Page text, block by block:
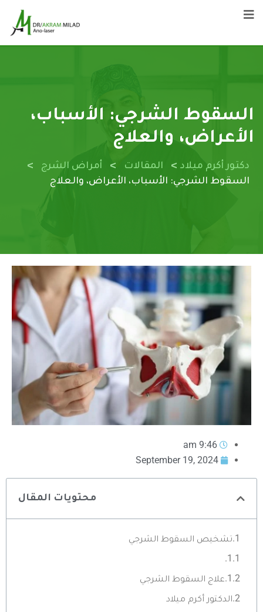
السقوط الشرجي: الأسباب،
الأعراض، والعلاج
دكتور أكرم ميلاد > المقالات > أمراض الشرج >
السقوط الشرجي: الأسباب، الأعراض، والعلاج
9:46 am
September 19, 2024
محتويات المقال
تشخيص السقوط الشرجي
علاج السقوط الشرجي
الدكتور أكرم ميلاد